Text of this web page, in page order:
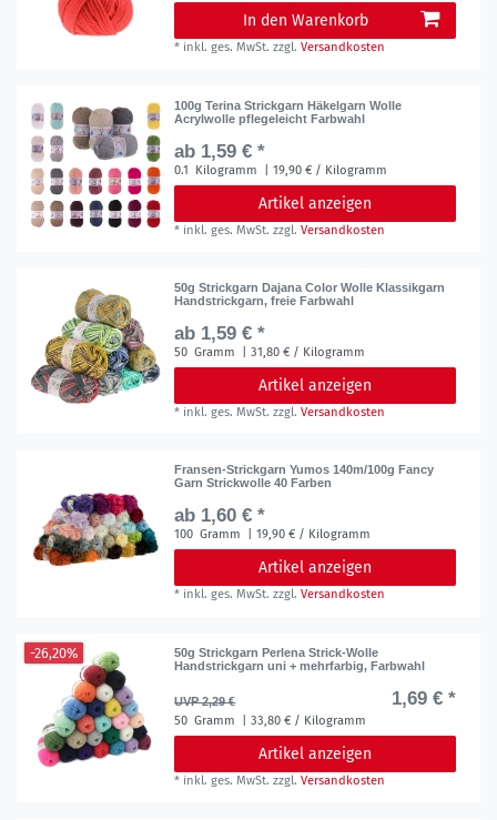
In den Warenkorb
* inkl. ges. MwSt. zzgl.Versandkosten
100g Terina Strickgarn Häkelgarn Wolle
Acrylwolle pflegeleicht Farbwahl
ab 1,59 € *
0.1 Kilogramm | 19,90 € / Kilogramm
Artikel anzeigen
* inkl. ges. MwSt. zzgl.Versandkosten
50g Strickgarn Dajana Color Wolle Klassikgarn
Handstrickgarn, freie Farbwahl
ab 1,59 € *
50 Gramm | 31,80 € / Kilogramm
Artikel anzeigen
* inkl. ges. MwSt. zzgl.Versandkosten
Fransen-Strickgarn Yumos 140m/100g Fancy
Garn Strickwolle 40 Farben
ab 1,60 € *
100 Gramm | 19,90 € / Kilogramm
Artikel anzeigen
* inkl. ges. MwSt. zzgl.Versandkosten
-26,20%
50g Strickgarn Perlena Strick-Wolle
Handstrickgarn uni + mehrfarbig, Farbwahl
UVP 2,29 € 1,69 € *
50 Gramm | 33,80 € / Kilogramm
Artikel anzeigen
* inkl. ges. MwSt. zzgl.Versandkosten